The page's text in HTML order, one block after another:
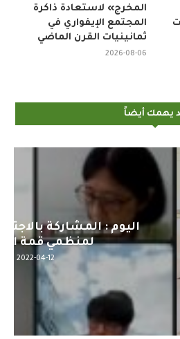
المخرج» لاستعادة ذاكرة
المجتمع الإيفواري في
ثمانينيات القرن الماضي
2026-08-06
يهمك أيضاً
بالاجتماع التحضيري
قمة اسيا...
2022-04-12